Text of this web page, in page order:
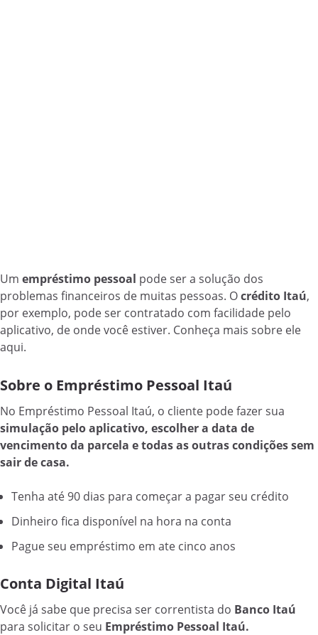
Um empréstimo pessoal pode ser a solução dos
problemas financeiros de muitas pessoas. Ocrédito Itaú,
por exemplo, pode ser contratado com facilidade pelo
aplicativo, de onde você estiver. Conheça mais sobre ele
aqui.
Sobre o Empréstimo Pessoal Itaú
No Empréstimo Pessoal Itaú, o cliente pode fazer sua
simulação pelo aplicativo, escolher a data de
vencimento da parcela e todas as outras condições sem
sair de casa.
Tenha até 90 dias para começar a pagar seu crédito
Dinheiro fica disponível na hora na conta
Pague seu empréstimo em ate cinco anos
Conta Digital Itaú
Você já sabe que precisa ser correntista do Banco Itaú
para solicitar o seu Empréstimo Pessoal Itaú.